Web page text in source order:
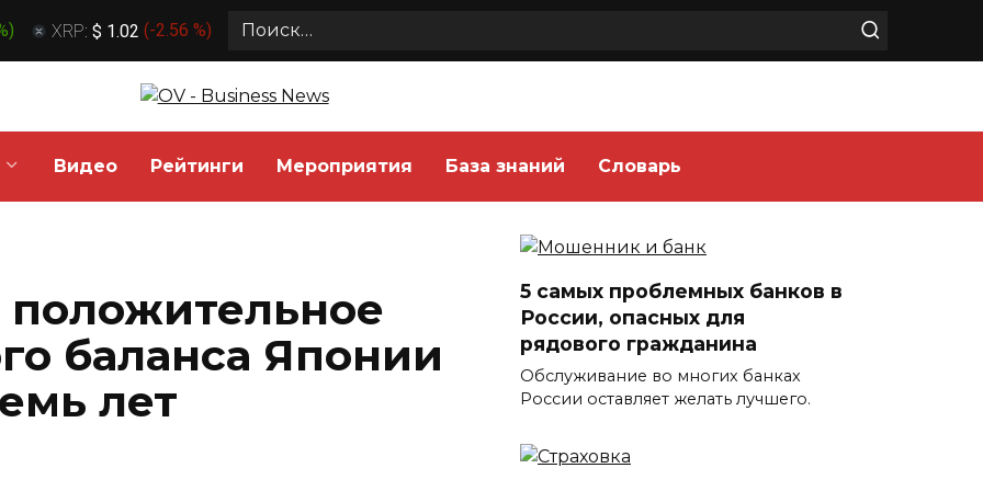
) XRP: $ 1.02 (-2.56 %)
Search
Видео Рейтинги Мероприятия База знаний Словарь
баланса Японии
лет
5 самых проблемных банков в
России, опасных для
рядового гражданина
Обслуживание во многих банках
России оставляет желать лучшего.